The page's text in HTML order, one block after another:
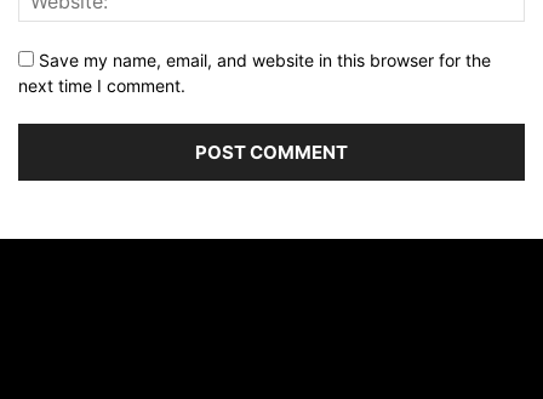
Save my name, email, and website in this browser for the
next time I comment.